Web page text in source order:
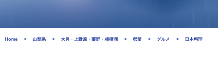
Home 山梨県 大月・上野原・藤野・相模湖 都留 グルメ 日本料理